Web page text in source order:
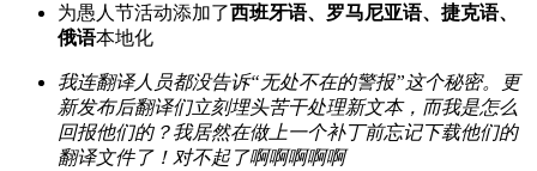
为愚人节活动添加了西班牙语、罗马尼亚语、捷克语、
俄语本地化
我连翻译人员都没告诉“无处不在的警报”这个秘密。更
新发布后翻译们立刻埋头苦干处理新文本，而我是怎么
回报他们的？我居然在做上一个补丁前忘记下载他们的
翻译文件了！对不起了啊啊啊啊啊